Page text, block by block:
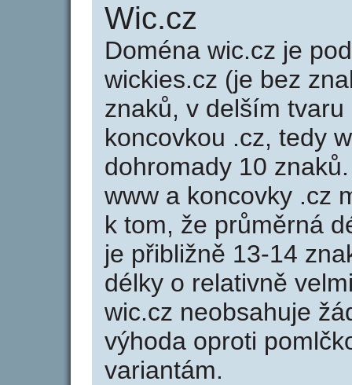
Wic.cz
Doména wic.cz je
wickies.cz (je bez
znaků, v delším
koncovkou .cz, tedy
dohromady 10
www a koncovky .cz
k tom, že průměrná
je přibližně 13-14
délky o relativně
wic.cz neobsahuje
výhoda oproti
variantám.